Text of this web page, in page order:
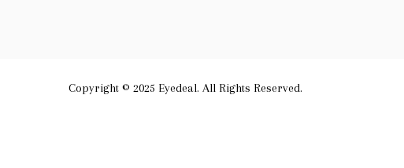
Copyright © 2025 Eyedeal. All Rights Reserved.